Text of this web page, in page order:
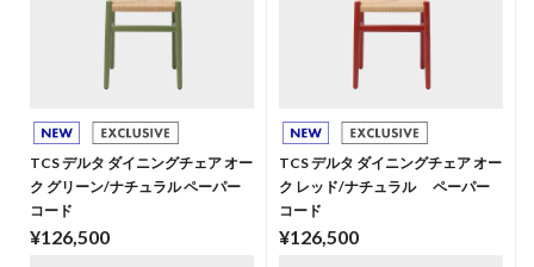
TCS デルタ ダイニングチェア オー
ク グリーン/ナチュラル ペーパー
コード
¥126,500
TCS デルタ ダイニングチェア オー
ク レッド/ナチュラル ペーパー
コード
¥126,500